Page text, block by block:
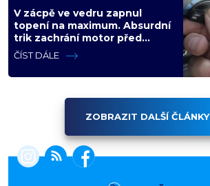
V zácpě ve vedru zapnul
topení na maximum. Absurdní
trik zachrání motor před
opravou za desítky tisíc
ČÍST DÁLE
ZOBRAZIT DALŠÍ ČLÁNKY